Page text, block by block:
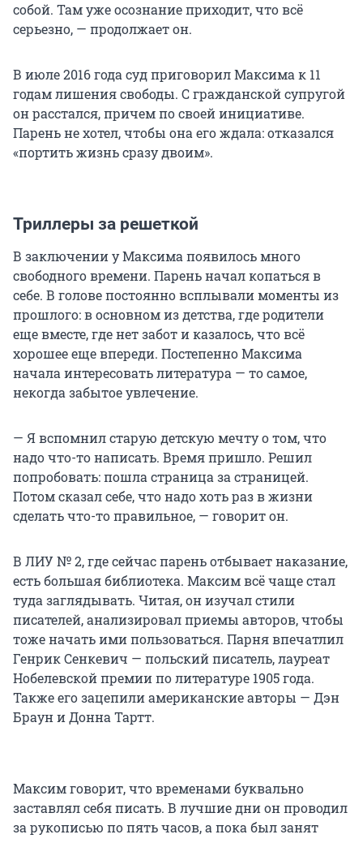
собой. Там уже осознание приходит, что всё
серьезно, — продолжает он.
В июле 2016 года суд приговорил Максима к 11
годам лишения свободы. С гражданской супругой
он расстался, причем по своей инициативе.
Парень не хотел, чтобы она его ждала: отказался
«портить жизнь сразу двоим».
Триллеры за решеткой
В заключении у Максима появилось много
свободного времени. Парень начал копаться в
себе. В голове постоянно всплывали моменты из
прошлого: в основном из детства, где родители
еще вместе, где нет забот и казалось, что всё
хорошее еще впереди. Постепенно Максима
начала интересовать литература — то самое,
некогда забытое увлечение.
— Я вспомнил старую детскую мечту о том, что
надо что-то написать. Время пришло. Решил
попробовать: пошла страница за страницей.
Потом сказал себе, что надо хоть раз в жизни
сделать что-то правильное, — говорит он.
В ЛИУ № 2, где сейчас парень отбывает наказание,
есть большая библиотека. Максим всё чаще стал
туда заглядывать. Читая, он изучал стили
писателей, анализировал приемы авторов, чтобы
тоже начать ими пользоваться. Парня впечатлил
Генрик Сенкевич — польский писатель, лауреат
Нобелевской премии по литературе 1905 года.
Также его зацепили американские авторы — Дэн
Браун и Донна Тартт.
Максим говорит, что временами буквально
заставлял себя писать. В лучшие дни он проводил
за рукописью по пять часов, а пока был занят